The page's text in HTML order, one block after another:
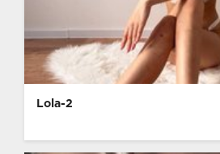
Lola-2